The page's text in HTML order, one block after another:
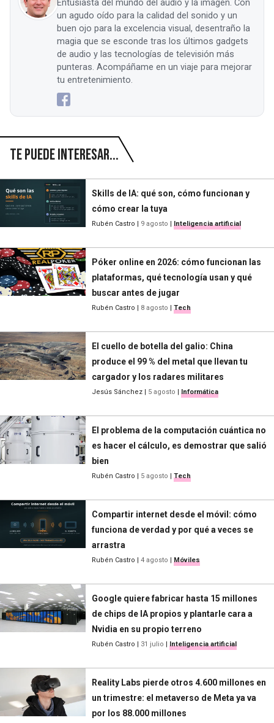
Entusiasta del mundo del audio y la imagen. Con
un agudo oído para la calidad del sonido y un
buen ojo para la excelencia visual, desentraño la
magia que se esconde tras los últimos gadgets
de audio y las tecnologías de televisión más
punteras. Acompáñame en un viaje para mejorar
tu entretenimiento.
Te puede interesar...
Skills de IA: qué son, cómo funcionan y
cómo crear la tuya
Rubén Castro | 9 agosto | Inteligencia artificial
Póker online en 2026: cómo funcionan las
plataformas, qué tecnología usan y qué
buscar antes de jugar
Rubén Castro | 8 agosto | Tech
El cuello de botella del galio: China
produce el 99 % del metal que llevan tu
cargador y los radares militares
Jesús Sánchez | 5 agosto | Informática
El problema de la computación cuántica no
es hacer el cálculo, es demostrar que salió
bien
Rubén Castro | 5 agosto | Tech
Compartir internet desde el móvil: cómo
funciona de verdad y por qué a veces se
arrastra
Rubén Castro | 4 agosto | Móviles
Google quiere fabricar hasta 15 millones
de chips de IA propios y plantarle cara a
Nvidia en su propio terreno
Rubén Castro | 31 julio | Inteligencia artificial
Reality Labs pierde otros 4.600 millones en
un trimestre: el metaverso de Meta ya va
por los 88.000 millones